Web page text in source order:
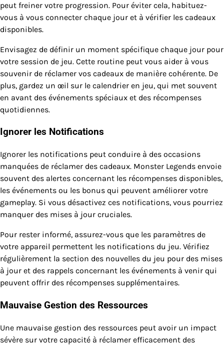
peut freiner votre progression. Pour éviter cela, habituez-
vous à vous connecter chaque jour et à vérifier les cadeaux
disponibles.
Envisagez de définir un moment spécifique chaque jour pour
votre session de jeu. Cette routine peut vous aider à vous
souvenir de réclamer vos cadeaux de manière cohérente. De
plus, gardez un œil sur le calendrier en jeu, qui met souvent
en avant des événements spéciaux et des récompenses
quotidiennes.
Ignorer les Notifications
Ignorer les notifications peut conduire à des occasions
manquées de réclamer des cadeaux. Monster Legends envoie
souvent des alertes concernant les récompenses disponibles,
les événements ou les bonus qui peuvent améliorer votre
gameplay. Si vous désactivez ces notifications, vous pourriez
manquer des mises à jour cruciales.
Pour rester informé, assurez-vous que les paramètres de
votre appareil permettent les notifications du jeu. Vérifiez
régulièrement la section des nouvelles du jeu pour des mises
à jour et des rappels concernant les événements à venir qui
peuvent offrir des récompenses supplémentaires.
Mauvaise Gestion des Ressources
Une mauvaise gestion des ressources peut avoir un impact
sévère sur votre capacité à réclamer efficacement des